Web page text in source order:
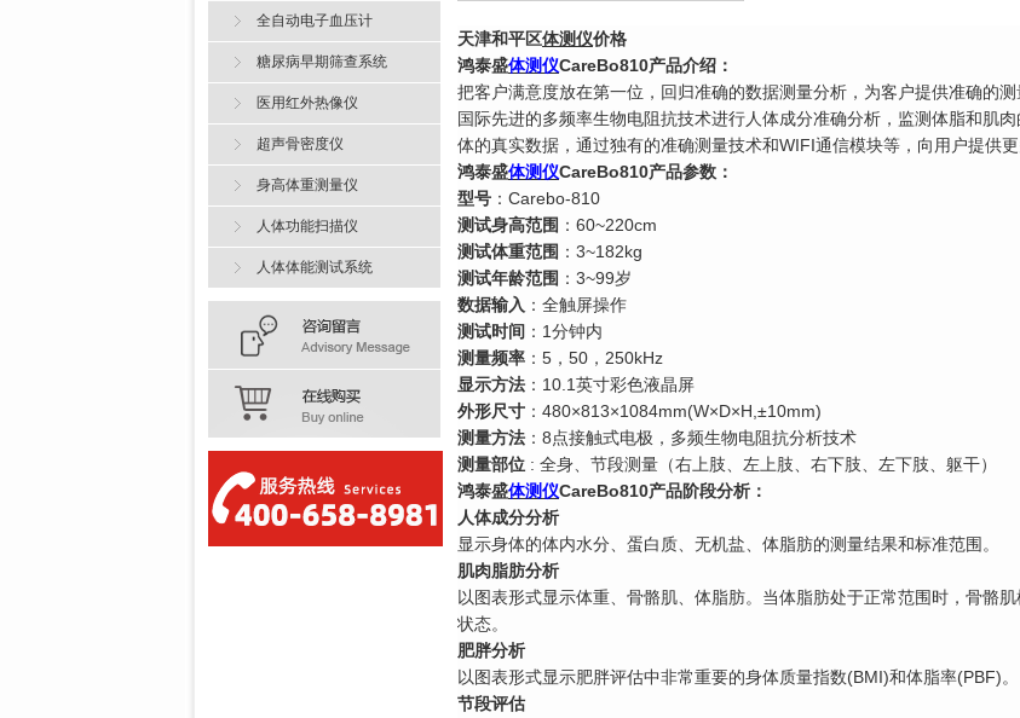
天津和平区体测仪价格
鸿泰盛体测仪CareBo810产品介绍：
把客户满意度放在第一位，回归准确的数据测量分析，为客户提供准确的
国际先进的多频率生物电阻抗技术进行人体成分准确分析，监测体脂和肌
体的真实数据，通过独有的准确测量技术和WIFI通信模块等，向用户提供更
鸿泰盛体测仪CareBo810产品参数：
型号 ： Carebo-810
测试身高范围 ： 60~220cm
测试体重范围 ： 3~182kg
测试年龄范围 ： 3~99岁
数据输入 ：全触屏操作
测试时间 ： 1分钟内
测量频率 ： 5，50，250kHz
显示方法 ： 10.1英寸彩色液晶屏
外形尺寸 ： 480×813×1084mm(W×D×H,±10mm)
测量方法 ： 8点接触式电极，多频生物电阻抗分析技术
测量部位 : 全身、节段测量（右上肢、左上肢、右下肢、左下肢、躯干）
鸿泰盛体测仪CareBo810产品阶段分析：
人体成分分析
显示身体的体内水分、蛋白质、无机盐、体脂肪的测量结果和标准范围。
肌肉脂肪分析
以图表形式显示体重、骨骼肌、体脂肪。当体脂肪处于正常范围时，骨骼
状态。
肥胖分析
以图表形式显示肥胖评估中非常重要的身体质量指数(BMI)和体脂率(PBF)。
节段评估
全自动电子血压计
糖尿病早期筛查系统
医用红外热像仪
超声骨密度仪
身高体重测量仪
人体功能扫描仪
人体体能测试系统